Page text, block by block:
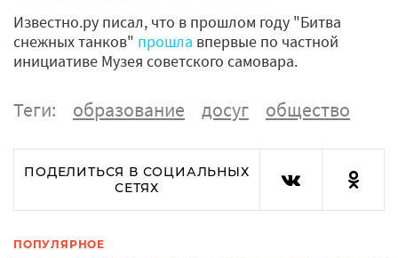
Известно.ру писал, что в прошлом году "Битва
снежных танков" прошла впервые по частной
инициативе Музея советского самовара.
Теги: образование досуг общество
ПОДЕЛИТЬСЯ В СОЦИАЛЬНЫХ
СЕТЯХ
ПОПУЛЯРНОЕ